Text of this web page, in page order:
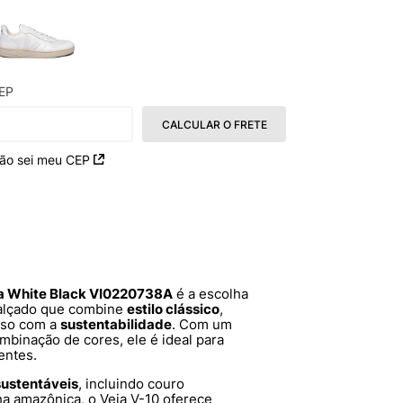
sei meu CEP
CALCULAR O FRETE
White Black VI0220738A é a escolha
que combine estilo clássico,
com a sustentabilidade. Com um
de cores, ele é ideal para
, incluindo couro
amazônica, o Veja V-10 oferece